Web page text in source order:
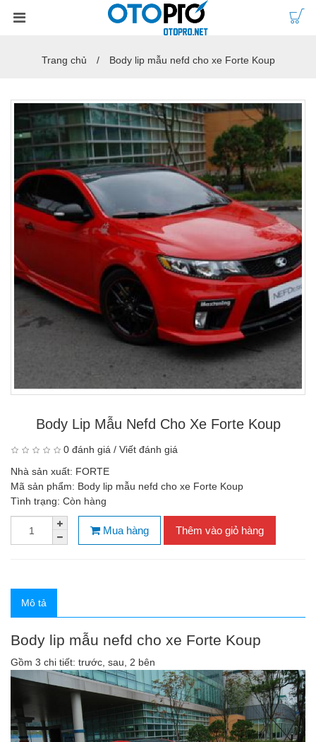
Trang chủ Body lip mẫu nefd cho xe Forte Koup
Body Lip Mẫu Nefd Cho Xe Forte Koup
0 đánh giá / Viết đánh giá
Nhà sản xuất: FORTE
Mã sản phẩm: Body lip mẫu nefd cho xe Forte Koup
Tình trạng: Còn hàng
Mua hàng Thêm vào giỏ hàng
Mô tả
Body lip mẫu nefd cho xe Forte Koup
Gồm 3 chi tiết: trước, sau, 2 bên